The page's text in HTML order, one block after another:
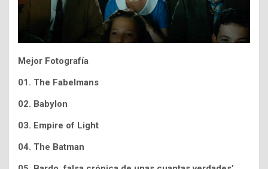
Mejor Fotografía
01. The Fabelmans
02. Babylon
03. Empire of Light
04. The Batman